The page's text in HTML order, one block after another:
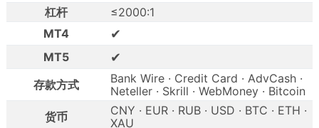
杠杆
≤2000:1
MT4
✔
MT5 ✔
存款方式
Bank Wire · Credit Card · AdvCash ·
Neteller · Skrill · WebMoney · Bitcoin
货币
CNY · EUR · RUB · USD · BTC · ETH ·
XAU